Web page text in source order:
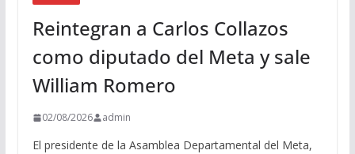
Reintegran a Carlos Collazos
como diputado del Meta y sale
William Romero
02/08/2026 admin
El presidente de la Asamblea Departamental del Meta,